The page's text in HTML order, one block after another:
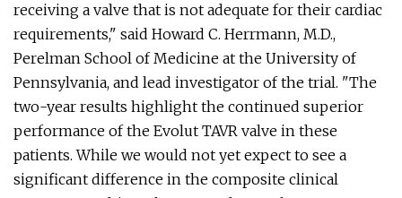
receiving a valve that is not adequate for their cardiac
requirements," said Howard C. Herrmann, M.D.,
Perelman School of Medicine at the University of
Pennsylvania, and lead investigator of the trial. "The
two-year results highlight the continued superior
performance of the Evolut TAVR valve in these
patients. While we would not yet expect to see a
significant difference in the composite clinical